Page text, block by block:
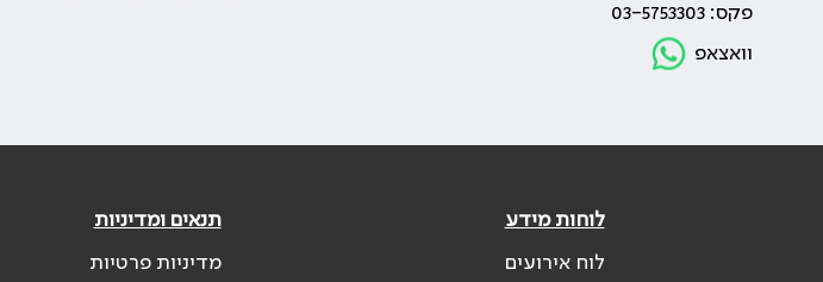
פקס: 03-5753303
וואצאפ
לוחות מידע
לוח אירועים
תנאים ומדיניות
מדיניות פרטיות